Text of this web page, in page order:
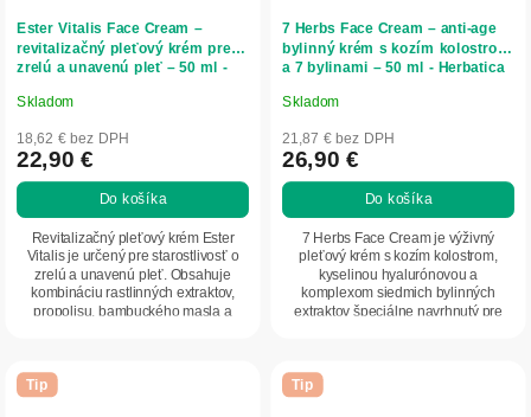
Ester Vitalis Face Cream –
revitalizačný pleťový krém pre
zrelú a unavenú pleť – 50 ml -
Priemerné
hodnotenie
produktu
je
5,0
hviezdičiek.
Skladom
18,62 € bez DPH
22,90 €
Do košíka
Revitalizačný pleťový krém Ester
Vitalis je určený pre starostlivosť o
zrelú a unavenú pleť. Obsahuje
kombináciu rastlinných extraktov,
propolisu, bambuckého masla a
7 Herbs Face Cream – anti-age
bylinný krém s kozím kolostrom
a 7 bylinami – 50 ml - Herbatica
Priemerné
hodnotenie
produktu
je
5,0
hviezdičiek.
Skladom
21,87 € bez DPH
26,90 €
Do košíka
7 Herbs Face Cream je výživný
pleťový krém s kozím kolostrom,
kyselinou hyalurónovou a
komplexom siedmich bylinných
extraktov špeciálne navrhnutý pre
Tip Tip